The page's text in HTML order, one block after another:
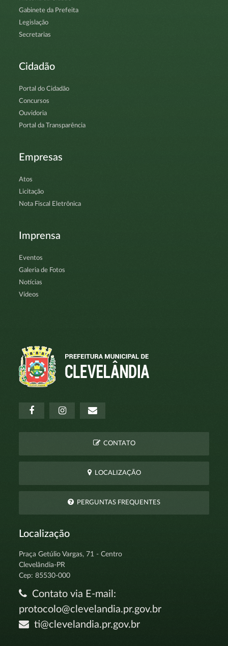
Gabinete da Prefeita
Legislação
Secretarias
Cidadão
Portal do Cidadão
Concursos
Ouvidoria
Portal da Transparência
Empresas
Atos
Licitação
Nota Fiscal Eletrônica
Imprensa
Eventos
Galeria de Fotos
Notícias
Vídeos
CONTATO
LOCALIZAÇÃO
PERGUNTAS FREQUENTES
Localização
Praça Getúlio Vargas, 71 - Centro
Clevelândia-PR
Cep: 85530-000
Contato via E-mail:
protocolo@clevelandia.pr.gov.br
ti@clevelandia.pr.gov.br